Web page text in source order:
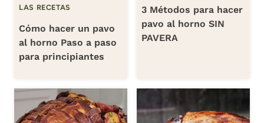
LAS RECETAS
Cómo hacer un pavo
al horno Paso a paso
para principiantes
3 Métodos para hacer
pavo al horno SIN
PAVERA